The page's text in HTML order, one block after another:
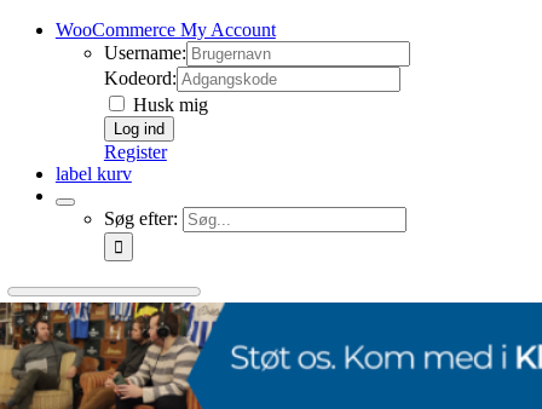
WooCommerce My Account
Username:
Kodeord:
Husk mig
Register
label kurv
Søg efter: